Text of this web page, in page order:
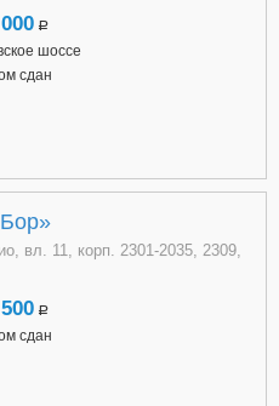
a
шоссе
сдан
вл. 11, корп. 2301-2035, 2309,
a
сдан